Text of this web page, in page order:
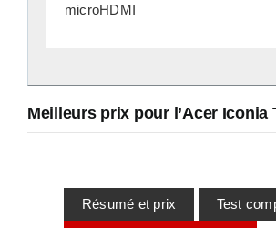
microHDMI
Meilleurs prix pour l’Acer Iconia
Résumé et prix Test